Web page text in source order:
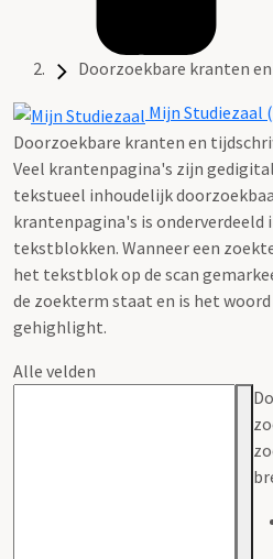
Doorzoekbare kranten
Mijn Studiezaal
Doorzoekbare kranten en
Veel krantenpagina's zijn
tekstueel inhoudelijk
krantenpagina's is onderverdeeld
tekstblokken. Wanneer een
het tekstblok op de scan
de zoekterm staat en is het
gehighlight.
Alle velden